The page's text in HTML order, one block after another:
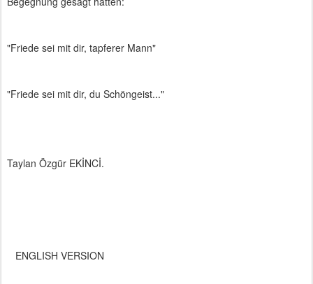
"Friede sei mit dir, tapferer Mann"
"Friede sei mit dir, du Schöngeist..."
Taylan Özgür EKİNCİ.
ENGLISH VERSION